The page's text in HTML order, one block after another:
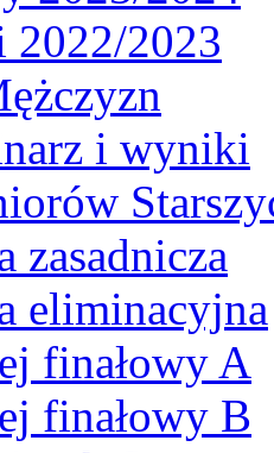
2023
i wyniki
zasadnicza
eliminacyjna
finałowy A
finałowy B